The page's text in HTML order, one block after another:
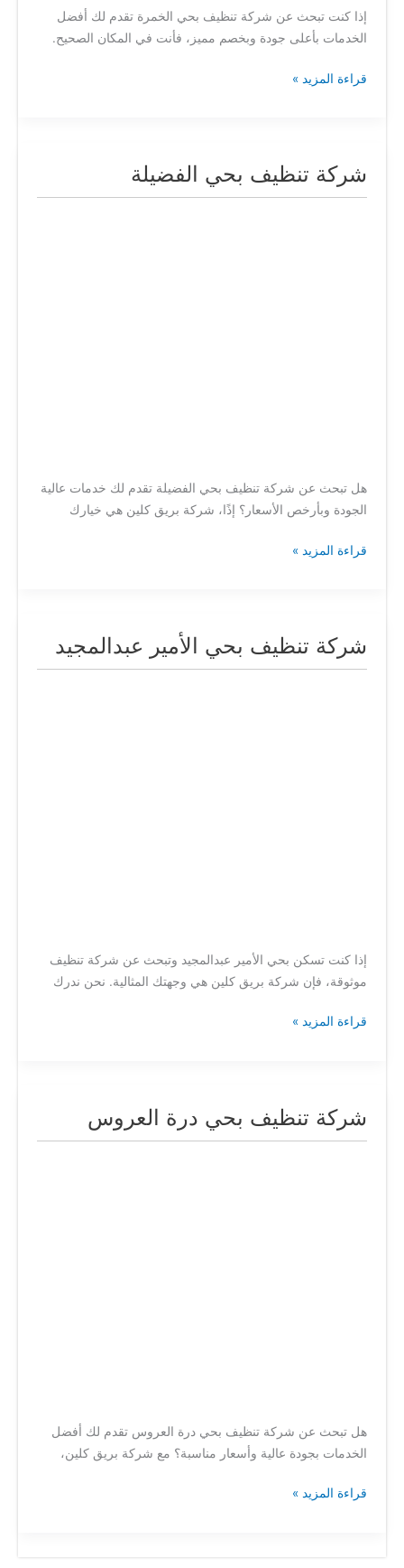
إذا كنت تبحث عن شركة تنظيف بحي الخمرة تقدم لك أفضل
الخدمات بأعلى جودة وبخصم مميز، فأنت في المكان الصحيح.
قراءة المزيد »
شركة تنظيف بحي الفضيلة
هل تبحث عن شركة تنظيف بحي الفضيلة تقدم لك خدمات عالية
الجودة وبأرخص الأسعار؟ إذًا، شركة بريق كلين هي خيارك
شركة
قراءة المزيد »
شركة تنظيف بحي الأمير عبدالمجيد
إذا كنت تسكن بحي الأمير عبدالمجيد وتبحث عن شركة تنظيف
موثوقة، فإن شركة بريق كلين هي وجهتك المثالية. نحن ندرك
شركة
قراءة المزيد »
شركة تنظيف بحي درة العروس
هل تبحث عن شركة تنظيف بحي درة العروس تقدم لك أفضل
الخدمات بجودة عالية وأسعار مناسبة؟ مع شركة بريق كلين،
شركة
قراءة المزيد »